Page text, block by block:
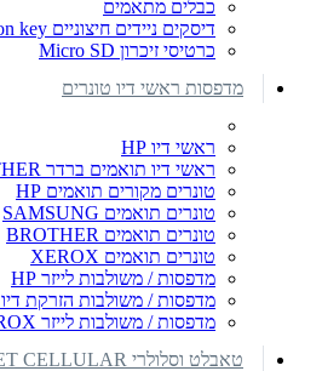
כבלים מתאמים
דיסקים ניידים חיצוניים Disk on key
כרטיסי זיכרון Micro SD
מדפסות ראשי דיו טונרים
ראשי דיו HP
ראשי דיו תואמים ברדר BROTHER
טונרים מקורים תואמים HP
טונרים תואמים SAMSUNG
טונרים תואמים BROTHER
טונרים תואמים XEROX
מדפסות / משולבות לייזר HP
מדפסות / משולבות הזרקת דיו HP
מדפסות / משולבות לייזר XEROX
טאבלט וסלולרי TABLET CELLULAR